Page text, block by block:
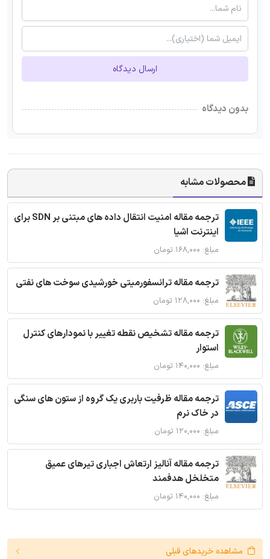
ارسال دیدگاه
بدون دیدگاه
محصولات مشابه
ترجمه مقاله امنیت انتقال داده های مبتنی بر SDN برای
اینترنت اشیا
مبلغ: ۱۶۸,۰۰۰ تومان
ترجمه مقاله ترانسفورمیتی خورشیدی سوخت های نفتی
مبلغ: ۱۲۸,۰۰۰ تومان
ترجمه مقاله تشخیص نقطه تغییر با نمودارهای کنترل
استوار
مبلغ: ۱۴۰,۰۰۰ تومان
ترجمه مقاله ظرفیت باربری یک گروه از ستون های سنگی
در خاک نرم
مبلغ: ۱۲۰,۰۰۰ تومان
ترجمه مقاله آنالیز ارتعاش اجباری تیرهای عمیق
متخلخل هدفمند
مبلغ: ۱۴۰,۰۰۰ تومان
مشاهده خریدهای قبلی